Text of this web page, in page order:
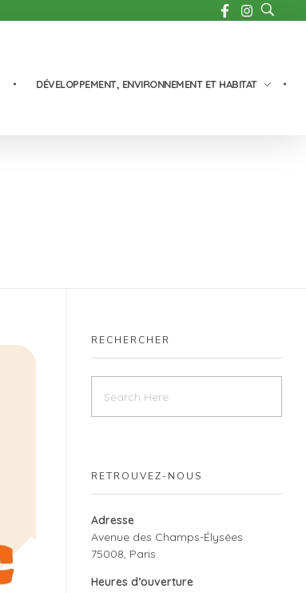
DÉVELOPPEMENT, ENVIRONNEMENT ET HABITAT
RECHERCHER
RETROUVEZ-NOUS
Adresse
Avenue des Champs-Élysées
75008, Paris
Heures d’ouverture